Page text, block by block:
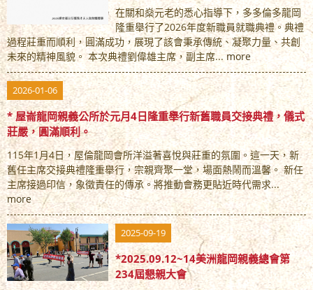
在關和燊元老的悉心指導下，多多倫多龍岡
隆重舉行了2026年度新職員就職典禮。典禮
過程莊重而順利，圓滿成功，展現了該會秉承傳統、凝聚力量、共創
未來的精神風貌。 本次典禮劉偉雄主席，副主席...more
2026-01-06
* 屋崙龍岡親義公所於元月4日隆重舉行新舊職員交接典禮，儀式
莊嚴，圓滿順利。
115年1月4日，屋倫龍岡會所洋溢著喜悅與莊重的氛圍。這一天，新
舊任主席交接典禮隆重舉行，宗親齊聚一堂，場面熱鬧而溫馨。 新任
主席接過印信，象徵責任的傳承。將推動會務更貼近時代需求...
more
2025-09-19
*2025.09.12~14美洲龍岡親義總會第
234屆懇親大會